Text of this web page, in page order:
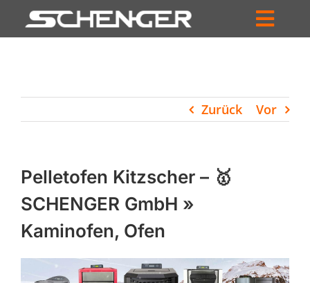
Inhalt
HÄNDLERSUCHE
UNTERNEHMEN
PROFIL
WARENKORB
Zurück Vor
Pelletofen Kitzscher – 🥇
SCHENGER GmbH »
Kaminofen, Ofen